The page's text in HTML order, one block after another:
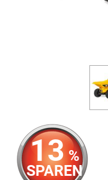
13 %
SPAREN